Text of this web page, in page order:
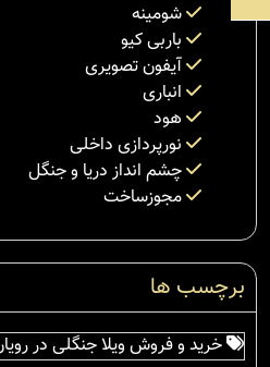
شومینه
باربی کیو
آیفون تصویری
انباری
هود
نورپردازی داخلی
چشم انداز دریا و جنگل
مجوزساخت
برچسب ها
خرید و فروش ویلا جنگلی در